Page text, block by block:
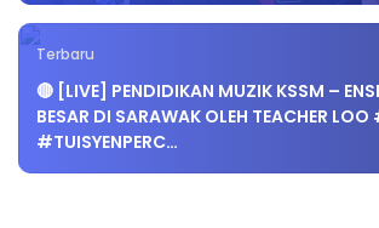
Terbaru
🔴 [LIVE] PENDIDIKAN MUZIK KSSM –
BESAR DI SARAWAK OLEH TEACHER
#TUISYENPERC…